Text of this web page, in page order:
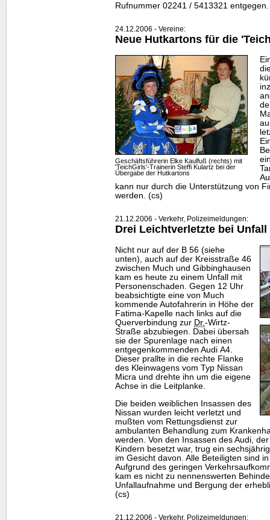
Rufnummer 02241 / 5413321
24.12.2006 - Vereine:
Neue Hutkartons für die
Geschäftsführerin Elke Kaulfuß (rechts) mit
'TeichGirls'-Trainerin Steffi Kulartz bei der
Übergabe der Hutkartons
kann nur durch die Unterstützung von
werden. (cs)
21.12.2006 - Verkehr, Polizeimeldungen:
Drei Leichtverletzte bei
Nicht nur auf der B 56 (siehe
unten), auch auf der Kreisstraße 46
zwischen Much und Gibbinghausen
kam es heute zu einem Unfall mit
Personenschaden. Gegen 12 Uhr
beabsichtigte eine von Much
kommende Autofahrerin in Höhe der
Fatima-Kapelle nach links auf die
Querverbindung zur Dr. -Wirtz-
Straße abzubiegen. Dabei übersah
sie der Spurenlage nach einen
entgegenkommenden Audi A4.
Dieser prallte in die rechte Flanke
des Kleinwagens vom Typ Nissan
Micra und drehte ihn um die eigene
Achse in die Leitplanke.
Die beiden weiblichen Insassen des
Nissan wurden leicht verletzt und
mußten vom Rettungsdienst zur
ambulanten Behandlung zum
werden. Von den Insassen des Audi,
Kindern besetzt war, trug ein
im Gesicht davon. Alle Beteiligten sind
Aufgrund des geringen
kam es nicht zu nennenswerten
Unfallaufnahme und Bergung der
(cs)
21.12.2006 - Verkehr, Polizeimeldungen: